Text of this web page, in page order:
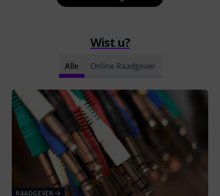
Wist u?
Alle Online Raadgever
RAADGEVER